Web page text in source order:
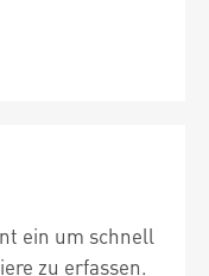
ein um schnell
zu erfassen.